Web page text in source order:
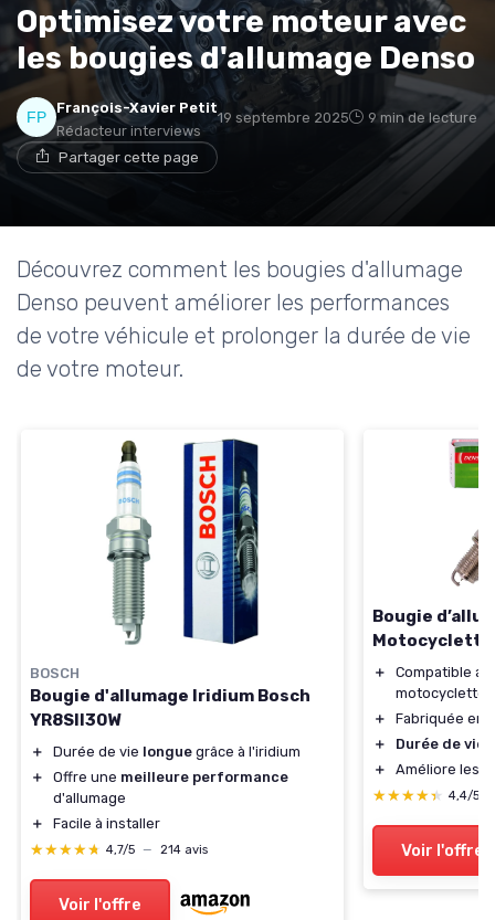
Optimisez votre moteur avec
les bougies d'allumage Denso
François-Xavier Petit
Rédacteur interviews
19 septembre 2025 9 min de lecture
Partager cette page
Découvrez comment les bougies d'allumage
Denso peuvent améliorer les performances
de votre véhicule et prolonger la durée de vie
de votre moteur.
BOSCH
Bougie d'allumage Iridium Bosch
YR8SII30W
＋ Durée de vie longue grâce à l'iridium
＋
Offre une meilleure performance
d'allumage
＋
Facile à installer
★★★★★
★★★★★ 4,7/5 — 214 avis
Voir l'offre
Bougie
Motocyclette
＋
Compatible
motocyclettes
＋
Fabriquée en
＋
Durée de vie
＋
Améliore les
★★★★★
★★★★★ 4,4/5
Voir l'offre